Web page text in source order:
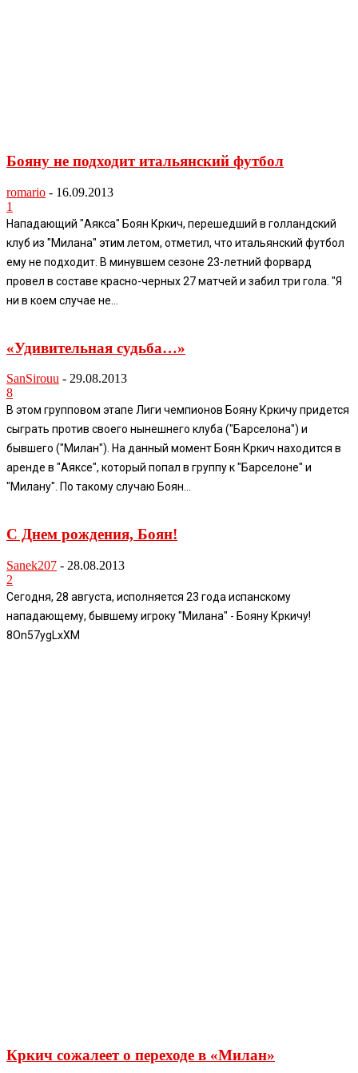
Бояну не подходит итальянский футбол
romario - 16.09.2013
1
Нападающий "Аякса" Боян Кркич, перешедший в голландский
клуб из "Милана" этим летом, отметил, что итальянский футбол
ему не подходит. В минувшем сезоне 23-летний форвард
провел в составе красно-черных 27 матчей и забил три гола. "Я
ни в коем случае не...
«Удивительная судьба…»
SanSirouu - 29.08.2013
8
В этом групповом этапе Лиги чемпионов Бояну Кркичу придется
сыграть против своего нынешнего клуба ("Барселона") и
бывшего ("Милан"). На данный момент Боян Кркич находится в
аренде в "Аяксе", который попал в группу к "Барселоне" и
"Милану". По такому случаю Боян...
С Днем рождения, Боян!
Sanek207 - 28.08.2013
2
Сегодня, 28 августа, исполняется 23 года испанскому
нападающему, бывшему игроку "Милана" - Бояну Кркичу!
8On57ygLxXM
Кркич сожалеет о переходе в «Милан»